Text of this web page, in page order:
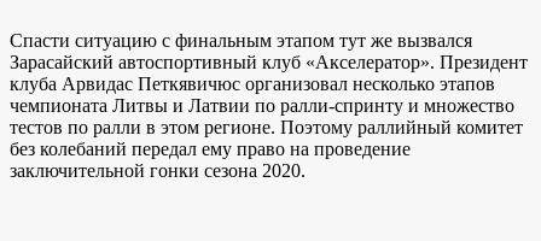
Спасти ситуацию с финальным этапом тут же вызвался
Зарасайский автоспортивный клуб «Акселератор». Президент
клуба Арвидас Петкявичюс организовал несколько этапов
чемпионата Литвы и Латвии по ралли-спринту и множество
тестов по ралли в этом регионе. Поэтому раллийный комитет
без колебаний передал ему право на проведение
заключительной гонки сезона 2020.